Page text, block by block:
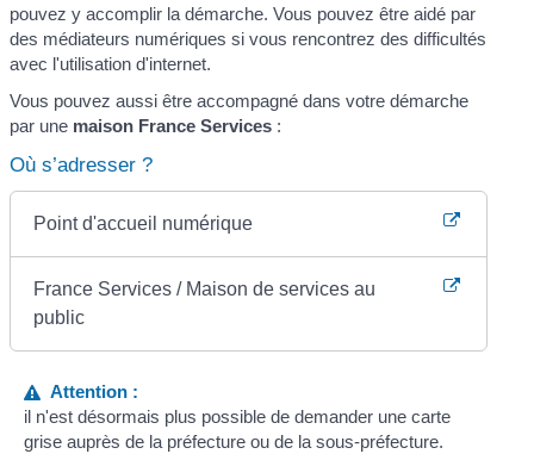
pouvez y accomplir la démarche. Vous pouvez être aidé par
des médiateurs numériques si vous rencontrez des difficultés
avec l'utilisation d'internet.
Vous pouvez aussi être accompagné dans votre démarche
par une maison France Services :
Où s’adresser ?
Point d'accueil numérique
France Services / Maison de services au
public
Attention :
il n'est désormais plus possible de demander une carte
grise auprès de la préfecture ou de la sous-préfecture.